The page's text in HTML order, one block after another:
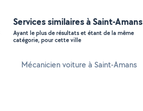
Services similaires à Saint-Amans
Ayant le plus de résultats et étant de la même
catégorie, pour cette ville
Mécanicien voiture à Saint-Amans